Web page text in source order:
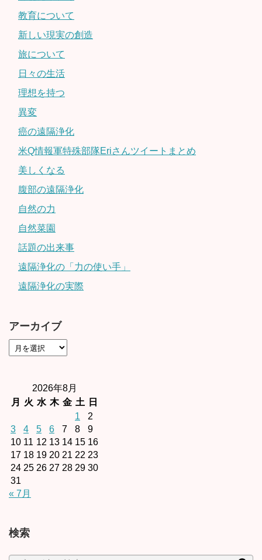
教育について
新しい現実の創造
旅について
日々の生活
理想を持つ
異変
癌の遠隔浄化
米Q情報軍特殊部隊Eriさんツイートまとめ
美しくなる
腹部の遠隔浄化
自然の力
自然菜園
話題の出来事
遠隔浄化の「力の使い手」
遠隔浄化の実際
アーカイブ
2026年8月
月
火 水 木 金 土
日
1
2
3
4 5 6 7 8
9
10 11 12 13 14 15 16
17 18 19 20 21 22 23
24 25 26 27 28 29 30
31
« 7月
検索